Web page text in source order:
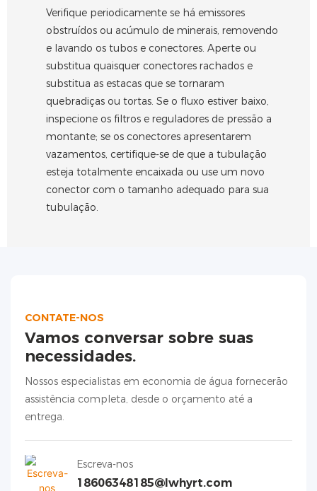
Verifique periodicamente se há emissores
obstruídos ou acúmulo de minerais, removendo
e lavando os tubos e conectores. Aperte ou
substitua quaisquer conectores rachados e
substitua as estacas que se tornaram
quebradiças ou tortas. Se o fluxo estiver baixo,
inspecione os filtros e reguladores de pressão a
montante; se os conectores apresentarem
vazamentos, certifique-se de que a tubulação
esteja totalmente encaixada ou use um novo
conector com o tamanho adequado para sua
tubulação.
CONTATE-NOS
Vamos conversar sobre suas
necessidades.
Nossos especialistas em economia de água fornecerão
assistência completa, desde o orçamento até a
entrega.
Escreva-nos
18606348185@lwhyrt.com